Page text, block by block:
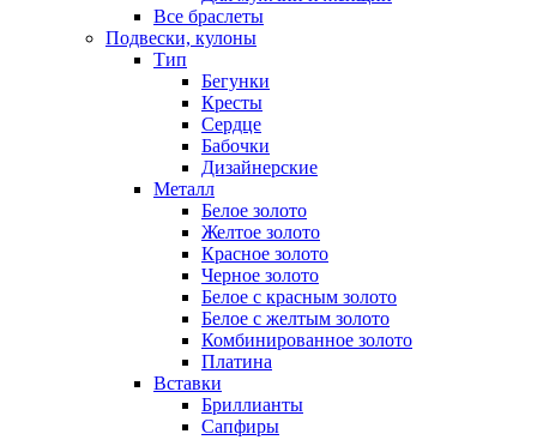
Все браслеты
Подвески, кулоны
Тип
Бегунки
Кресты
Сердце
Бабочки
Дизайнерские
Металл
Белое золото
Желтое золото
Красное золото
Черное золото
Белое с красным золото
Белое с желтым золото
Комбинированное золото
Платина
Вставки
Бриллианты
Сапфиры